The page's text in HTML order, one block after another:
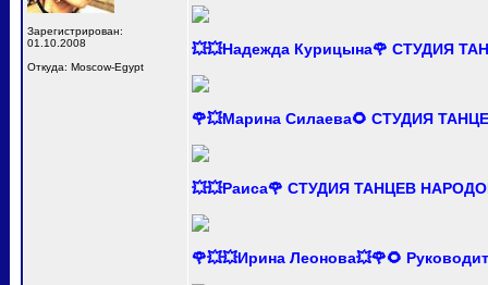
Зарегистрирован:
01.10.2008
Откуда: Moscow-Egypt
💥💥Надежда Курицына🌹 СТУДИЯ
🌹💥Марина Силаева🌻 СТУДИЯ
💥💥Раиса🌹 СТУДИЯ ТАНЦЕВ
🌹💥💥Ирина Леонова💥🌹🌻